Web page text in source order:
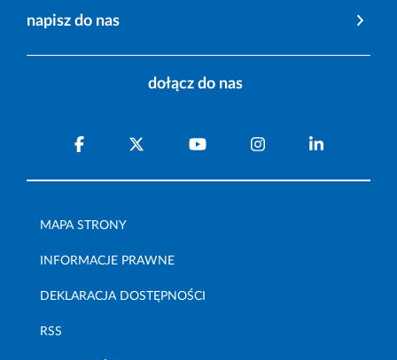
napisz do nas
dołącz do nas
MAPA STRONY
INFORMACJE PRAWNE
DEKLARACJA DOSTĘPNOŚCI
RSS